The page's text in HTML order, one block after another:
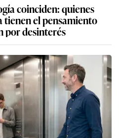
coinciden: quienes
tienen el pensamiento
por desinterés